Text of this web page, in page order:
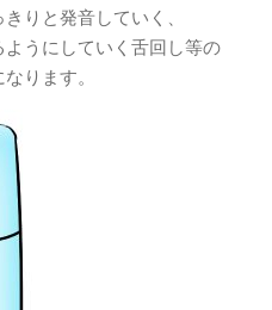
りと発音していく、
うにしていく舌回し等の
ります。